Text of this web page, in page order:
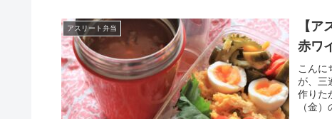
アスリート弁当
【
赤ワ
こんに
が、三
作りた
（金